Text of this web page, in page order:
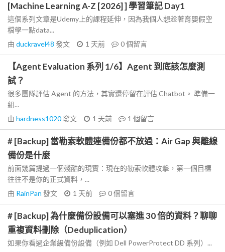
[Machine Learning A-Z [2026] ] 學習筆記 Day1
這個系列文章是Udemy上的課程延伸，因為我個人想趁著育嬰假空
檔學一點data...
由 duckravel48 發文 1 天前 0個留言
【Agent Evaluation 系列 1/6】Agent 到底該怎麼測
試？
很多團隊評估 Agent 的方法，其實還停留在評估 Chatbot。 準備一
組...
由 hardness1020發文 1 天前 1 個留言
# [Backup] 當勒索軟體連備份都不放過：Air Gap 與離線
備份是什麼
前面幾篇提過一個殘酷的現實：現在的勒索軟體攻擊，第一個目標
往往不是你的正式資料，...
由 RainPan 發文 1 天前 0個留言
# [Backup] 為什麼備份設備可以塞進 30 倍的資料？聊聊
重複資料刪除（Deduplication）
如果你看過企業級備份設備（例如 Dell PowerProtect DD 系列）...